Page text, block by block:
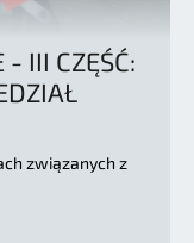
III CZĘŚĆ:
związanych z